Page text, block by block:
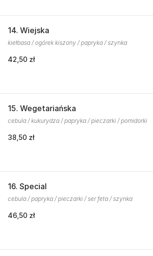
14. Wiejska
kiełbasa / ogórek kiszony / papryka / szynka
42,50 zł
15. Wegetariańska
cebula / kukurydza / papryka / pieczarki / pomidorki
38,50 zł
16. Special
cebula / papryka / pieczarki / ser feta / szynka
46,50 zł